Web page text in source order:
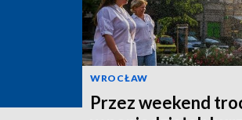
WROCŁAW
Przez weekend